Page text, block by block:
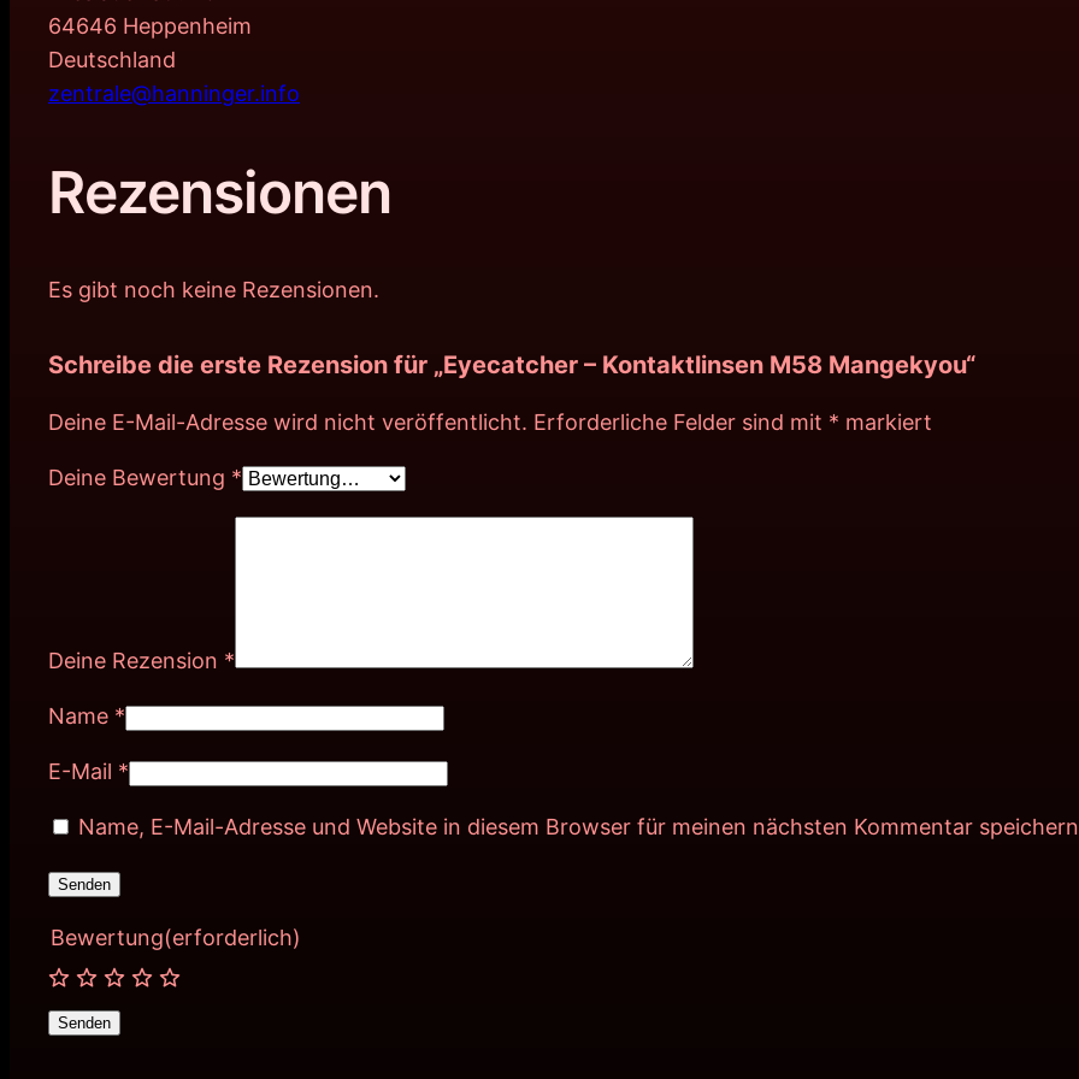
64646 Heppenheim
Deutschland
zentrale@hanninger.info
Rezensionen
Es gibt noch keine Rezensionen.
Schreibe die erste Rezension für „Eyecatcher – Kontaktlinsen M58 Mangekyou“
Deine E-Mail-Adresse wird nicht veröffentlicht. Erforderliche Felder sind mit * markiert
Deine Bewertung *
Deine Rezension *
Name *
E-Mail *
Name, E-Mail-Adresse und Website in diesem Browser für meinen nächsten Kommentar
Bewertung(erforderlich)
Senden